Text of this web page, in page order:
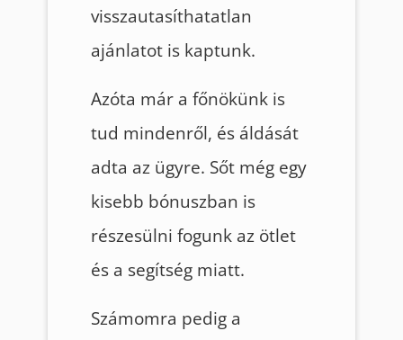
visszautasíthatatlan
ajánlatot is kaptunk.
Azóta már a főnökünk is
tud mindenről, és áldását
adta az ügyre. Sőt még egy
kisebb bónuszban is
részesülni fogunk az ötlet
és a segítség miatt.
Számomra pedig a